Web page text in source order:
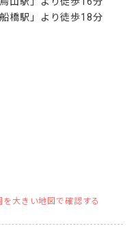
橋駅」より徒歩18分
大きい地図で確認する